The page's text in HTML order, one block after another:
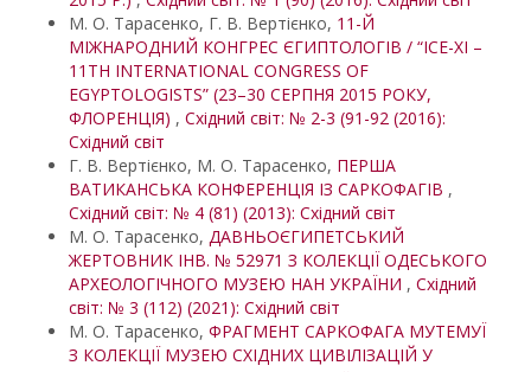
М. О. Тарасенко, Г. В. Вертієнко, 11-Й
МІЖНАРОДНИЙ КОНГРЕС ЄГИПТОЛОГІВ / “ICE-XI –
11TH INTERNATIONAL CONGRESS OF
EGYPTOLOGISTS” (23–30 СЕРПНЯ 2015 РОКУ,
ФЛОРЕНЦІЯ) , Східний світ: № 2-3 (91-92 (2016):
Східний світ
Г. В. Вертієнко, М. О. Тарасенко, ПЕРША
ВАТИКАНСЬКА КОНФЕРЕНЦІЯ ІЗ САРКОФАГІВ ,
Східний світ: № 4 (81) (2013): Східний світ
М. О. Тарасенко, ДАВНЬОЄГИПЕТСЬКИЙ
ЖЕРТОВНИК ІНВ. № 52971 З КОЛЕКЦІЇ ОДЕСЬКОГО
АРХЕОЛОГІЧНОГО МУЗЕЮ НАН УКРАЇНИ , Східний
світ: № 3 (112) (2021): Східний світ
М. О. Тарасенко, ФРАГМЕНТ САРКОФАГА МУТЕМУЇ
З КОЛЕКЦІЇ МУЗЕЮ СХІДНИХ ЦИВІЛІЗАЦІЙ У